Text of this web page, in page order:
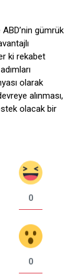
gümrük
ki rekabet
olarak
alınması,
olacak bir
0
0